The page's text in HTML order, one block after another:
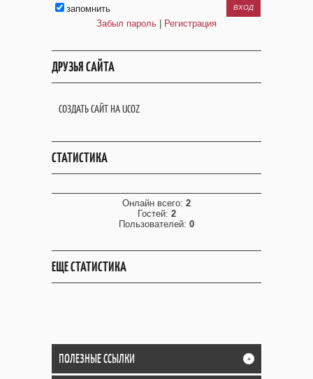
запомнить
Забыл пароль
Регистрация
ДРУЗЬЯ САЙТА
СОЗДАТЬ САЙТ НА UCOZ
СТАТИСТИКА
Онлайн всего: 2
Гостей: 2
Пользователей: 0
ЕЩЕ СТАТИСТИКА
ПОЛЕЗНЫЕ ССЫЛКИ +